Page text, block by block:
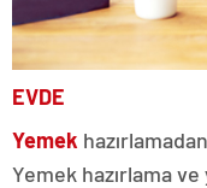
EVDE
Yemek
Yemek hazırlama